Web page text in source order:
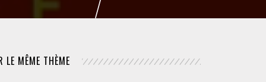
PROCÉDURE CIVILE
LE MÊME THÈME